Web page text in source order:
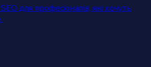
для професіоналів, які хочуть